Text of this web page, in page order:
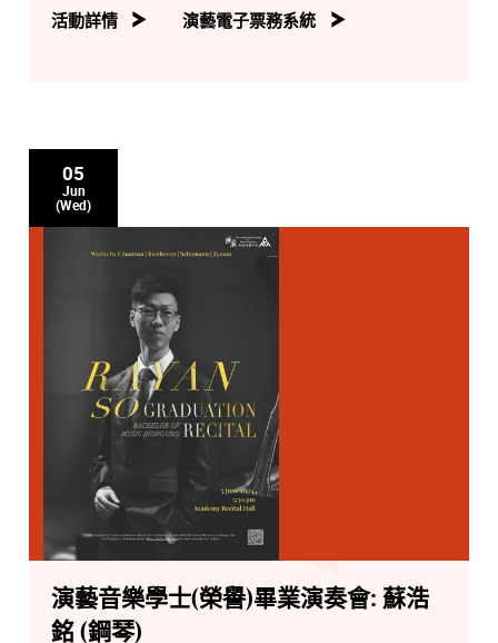
活動詳情 演藝電子票務系統
05
Jun
(Wed)
演藝音樂學士(榮譽)畢業演奏會: 蘇浩
銘 (鋼琴)